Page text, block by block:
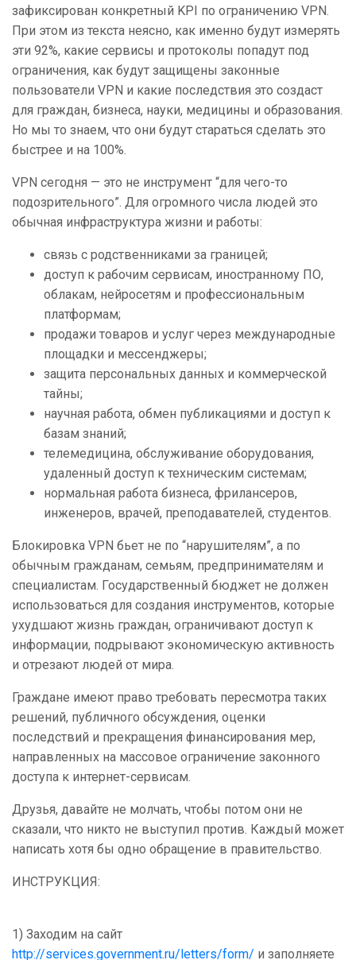
зафиксирован конкретный KPI по ограничению VPN.
При этом из текста неясно, как именно будут измерять
эти 92%, какие сервисы и протоколы попадут под
ограничения, как будут защищены законные
пользователи VPN и какие последствия это создаст
для граждан, бизнеса, науки, медицины и образования.
Но мы то знаем, что они будут стараться сделать это
быстрее и на 100%.
VPN сегодня — это не инструмент “для чего-то
подозрительного”. Для огромного числа людей это
обычная инфраструктура жизни и работы:
связь с родственниками за границей;
доступ к рабочим сервисам, иностранному ПО,
облакам, нейросетям и профессиональным
платформам;
продажи товаров и услуг через международные
площадки и мессенджеры;
защита персональных данных и коммерческой
тайны;
научная работа, обмен публикациями и доступ к
базам знаний;
телемедицина, обслуживание оборудования,
удаленный доступ к техническим системам;
нормальная работа бизнеса, фрилансеров,
инженеров, врачей, преподавателей, студентов.
Блокировка VPN бьет не по “нарушителям”, а по
обычным гражданам, семьям, предпринимателям и
специалистам. Государственный бюджет не должен
использоваться для создания инструментов, которые
ухудшают жизнь граждан, ограничивают доступ к
информации, подрывают экономическую активность
и отрезают людей от мира.
Граждане имеют право требовать пересмотра таких
решений, публичного обсуждения, оценки
последствий и прекращения финансирования мер,
направленных на массовое ограничение законного
доступа к интернет-сервисам.
Друзья, давайте не молчать, чтобы потом они не
сказали, что никто не выступил против. Каждый может
написать хотя бы одно обращение в правительство.
ИНСТРУКЦИЯ:
1) Заходим на сайт
http://services.government.ru/letters/form/ и заполняете